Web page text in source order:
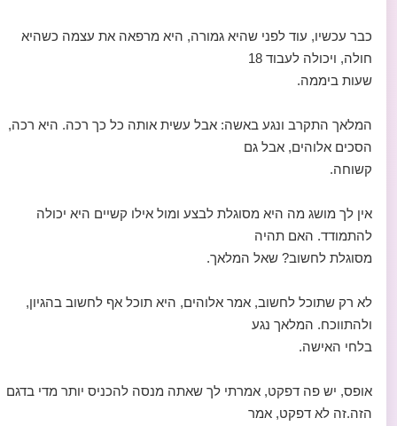
כבר עכשיו, עוד לפני שהיא גמורה, היא מרפאה את עצמה כשהיא
חולה, ויכולה לעבוד 18
שעות ביממה.
המלאך התקרב ונגע באשה: אבל עשית אותה כל כך רכה. היא רכה,
הסכים אלוהים, אבל גם
קשוחה.
אין לך מושג מה היא מסוגלת לבצע ומול אילו קשיים היא יכולה
להתמודד. האם תהיה
מסוגלת לחשוב? שאל המלאך.
לא רק שתוכל לחשוב, אמר אלוהים, היא תוכל אף לחשוב בהגיון,
ולהתווכח. המלאך נגע
בלחי האישה.
אופס, יש פה דפקט, אמרתי לך שאתה מנסה להכניס יותר מדי בדגם
הזה.זה לא דפקט, אמר